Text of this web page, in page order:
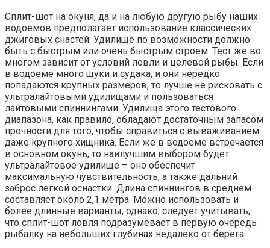
Сплит-шот на окуня, да и на любую другую рыбу наших
водоемов предполагает использование классических
джиговых снастей. Удилище по возможности должно
быть с быстрым или очень быстрым строем. Тест же во
многом зависит от условий ловли и целевой рыбы. Если
в водоеме много щуки и судака, и они нередко
попадаются крупных размеров, то лучше не рисковать с
ультралайтовыми удилищами и пользоваться
лайтовыми спиннингами. Удилища этого тестового
диапазона, как правило, обладают достаточным запасом
прочности для того, чтобы справиться с вываживанием
даже крупного хищника. Если же в водоеме встречается
в основном окунь, то наилучшим выбором будет
ультралайтовое удилище – оно обеспечит
максимальную чувствительность, а также дальний
заброс легкой оснастки. Длина спиннингов в среднем
составляет около 2,1 метра. Можно использовать и
более длинные варианты, однако, следует учитывать,
что сплит-шот ловля подразумевает в первую очередь
рыбалку на небольших глубинах недалеко от берега.